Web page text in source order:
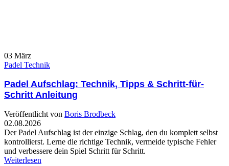
03 März
Padel Technik
Padel Aufschlag: Technik, Tipps & Schritt-für-
Schritt Anleitung
Veröffentlicht von Boris Brodbeck
02.08.2026
Der Padel Aufschlag ist der einzige Schlag, den du komplett selbst
kontrollierst. Lerne die richtige Technik, vermeide typische Fehler
und verbessere dein Spiel Schritt für Schritt.
Weiterlesen